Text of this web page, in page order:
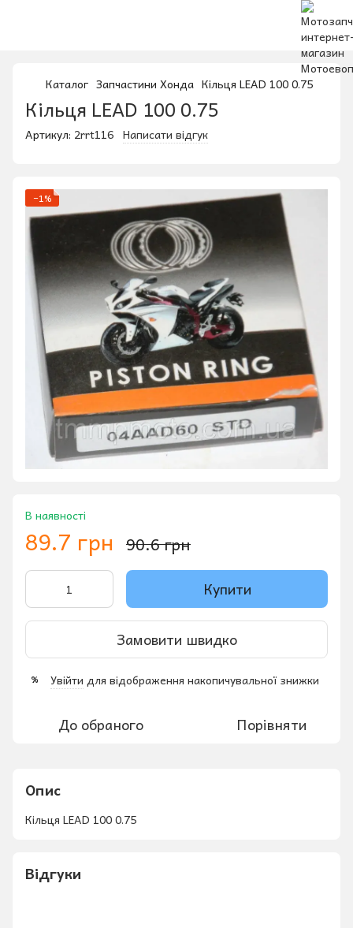
Каталог Запчастини Хонда Кільця LEAD 100 0.75
Кільця LEAD 100 0.75
Артикул: 2rrt116 Написати відгук
−1%
В наявності
89.7 грн 90.6 грн
Купити
Замовити швидко
% Увійти для відображення накопичувальної знижки
До обраного Порівняти
Опис
Кільця LEAD 100 0.75
Відгуки